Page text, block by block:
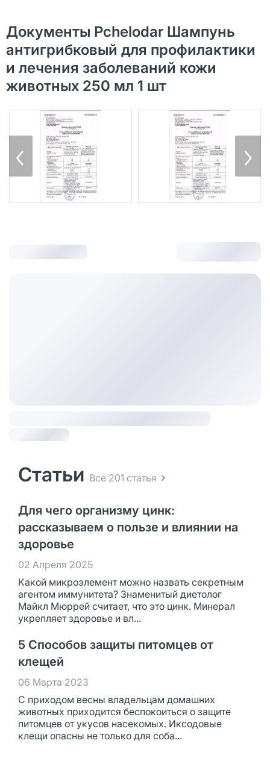
Документы Pchelodar Шампунь
антигрибковый для профилактики
и лечения заболеваний кожи
животных 250 мл 1 шт
Статьи Все 201 статья
Для чего организму цинк:
рассказываем о пользе и влиянии на
здоровье
02 Апреля 2025
Какой микроэлемент можно назвать секретным
агентом иммунитета? Знаменитый диетолог
Майкл Мюррей считает, что это цинк. Минерал
укрепляет здоровье и вл...
5 Способов защиты питомцев от
клещей
06 Марта 2023
С приходом весны владельцам домашних
животных приходится беспокоиться о защите
питомцев от укусов насекомых. Иксодовые
клещи опасны не только для соба...